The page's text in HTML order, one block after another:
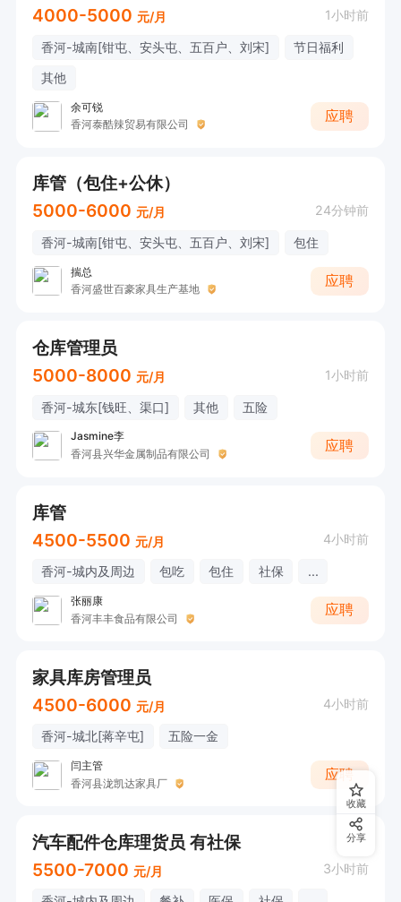
4000-5000 元/月 1小时前
香河-城南[钳屯、安头屯、五百户、刘宋]
节日福利
其他
余可锐
香河泰酷辣贸易有限公司
应聘
库管（包住+公休）
5000-6000 元/月 24分钟前
香河-城南[钳屯、安头屯、五百户、刘宋] 包住
揣总
香河盛世百豪家具生产基地
应聘
仓库管理员
5000-8000 元/月 1小时前
香河-城东[钱旺、渠口] 其他 五险
Jasmine李
香河县兴华金属制品有限公司
应聘
库管
4500-5500 元/月 4小时前
香河-城内及周边 包吃 包住 社保 ...
张丽康
香河丰丰食品有限公司
应聘
家具库房管理员
4500-6000 元/月 4小时前
香河-城北[蒋辛屯] 五险一金
闫主管
香河县泷凯达家具厂
应聘
汽车配件仓库理货员 有社保
5500-7000 元/月 3小时前
收藏
分享